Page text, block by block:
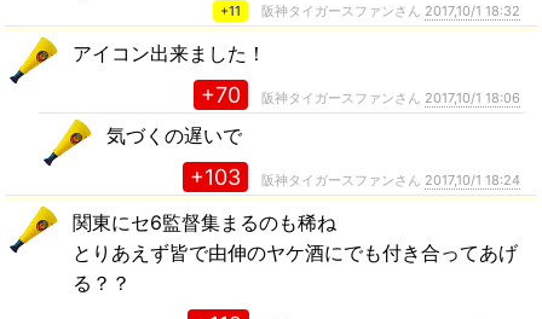
+11 阪神タイガースファンさん 2017,10/1 18:32
アイコン出来ました！
+70 阪神タイガースファンさん 2017,10/1 18:06
気づくの遅いで
+103 阪神タイガースファンさん 2017,10/1 18:24
関東にセ6監督集まるのも稀ね
とりあえず皆で由伸のヤケ酒にでも付き合ってあげ
る？？